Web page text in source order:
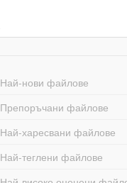
Най-нови файлове
Препоръчани файлове
Най-харесвани файлове
Най-теглени файлове